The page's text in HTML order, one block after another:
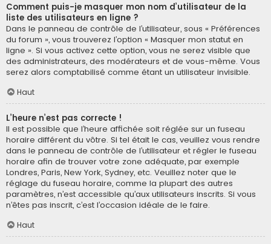
Comment puis-je masquer mon nom d’utilisateur de la
liste des utilisateurs en ligne ?
Dans le panneau de contrôle de l’utilisateur, sous « Préférences
du forum », vous trouverez l’option « Masquer mon statut en
ligne ». Si vous activez cette option, vous ne serez visible que
des administrateurs, des modérateurs et de vous-même. Vous
serez alors comptabilisé comme étant un utilisateur invisible.
Haut
L’heure n’est pas correcte !
Il est possible que l’heure affichée soit réglée sur un fuseau
horaire différent du vôtre. Si tel était le cas, veuillez vous rendre
dans le panneau de contrôle de l’utilisateur et régler le fuseau
horaire afin de trouver votre zone adéquate, par exemple
Londres, Paris, New York, Sydney, etc. Veuillez noter que le
réglage du fuseau horaire, comme la plupart des autres
paramètres, n’est accessible qu’aux utilisateurs inscrits. Si vous
n’êtes pas inscrit, c’est l’occasion idéale de le faire.
Haut